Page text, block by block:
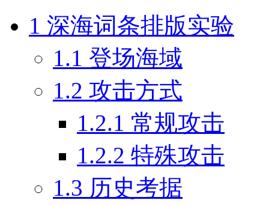
1 深海词条排版实验
1.1 登场海域
1.2 攻击方式
1.2.1 常规攻击
1.2.2 特殊攻击
1.3 历史考据